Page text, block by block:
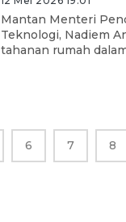
Mantan Menteri
Teknologi, Nadiem
tahanan rumah
6 7 8